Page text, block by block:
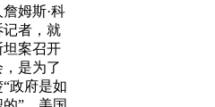
姆斯·科
记者，就
坦案召开
，是为了
政府是如